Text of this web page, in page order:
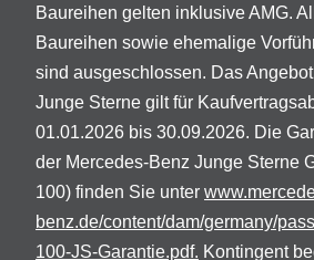
Baureihen gelten inklusive AMG.
Baureihen sowie ehemalige
sind ausgeschlossen. Das
Junge Sterne gilt für
01.01.2026 bis 30.09.2026. Die
der Mercedes-Benz Junge Sterne
100) finden Sie unter
benz.de/content/dam/germany/
100-JS-Garantie.pdf. Kontingent